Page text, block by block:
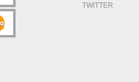
TWITTER